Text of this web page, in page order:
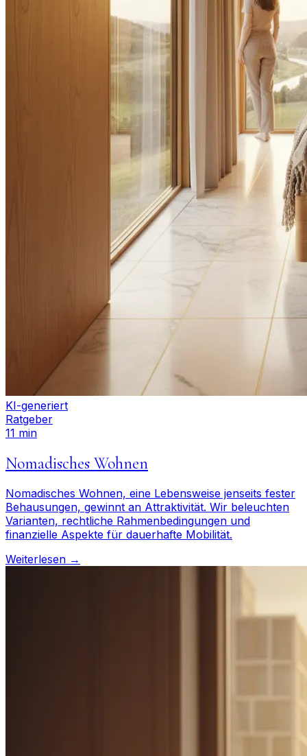
KI-generiert
Ratgeber
11 min
Nomadisches Wohnen
Nomadisches Wohnen, eine Lebensweise jenseits fester
Behausungen, gewinnt an Attraktivität. Wir beleuchten
Varianten, rechtliche Rahmenbedingungen und
finanzielle Aspekte für dauerhafte Mobilität.
Weiterlesen →